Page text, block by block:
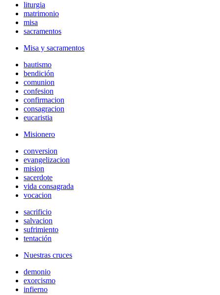
liturgia
matrimonio
misa
sacramentos
Misa y sacramentos
bautismo
bendición
comunion
confesion
confirmacion
consagracion
eucaristia
Misionero
conversion
evangelizacion
mision
sacerdote
vida consagrada
vocacion
sacrificio
salvacion
sufrimiento
tentación
Nuestras cruces
demonio
exorcismo
infierno